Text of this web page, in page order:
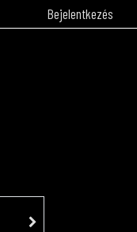
Bejelentkezés